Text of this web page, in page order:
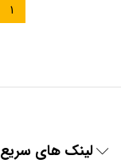
1
لینک های سریع